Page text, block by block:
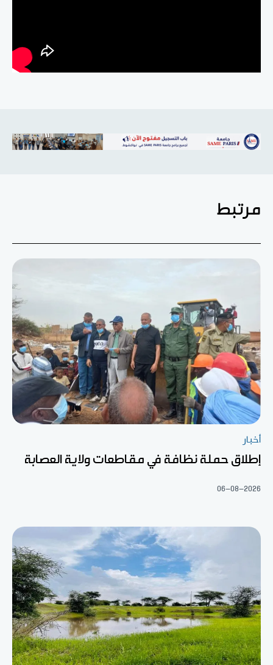
مرتبط
أخبار
إطلاق حملة نظافة في مقاطعات ولاية العصابة
06-08-2026